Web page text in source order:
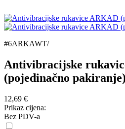
#6ARKAWT/
Antivibracijske
(pojedinačno pakiranje)
12,69 €
Prikaz cijena:
Bez PDV-a